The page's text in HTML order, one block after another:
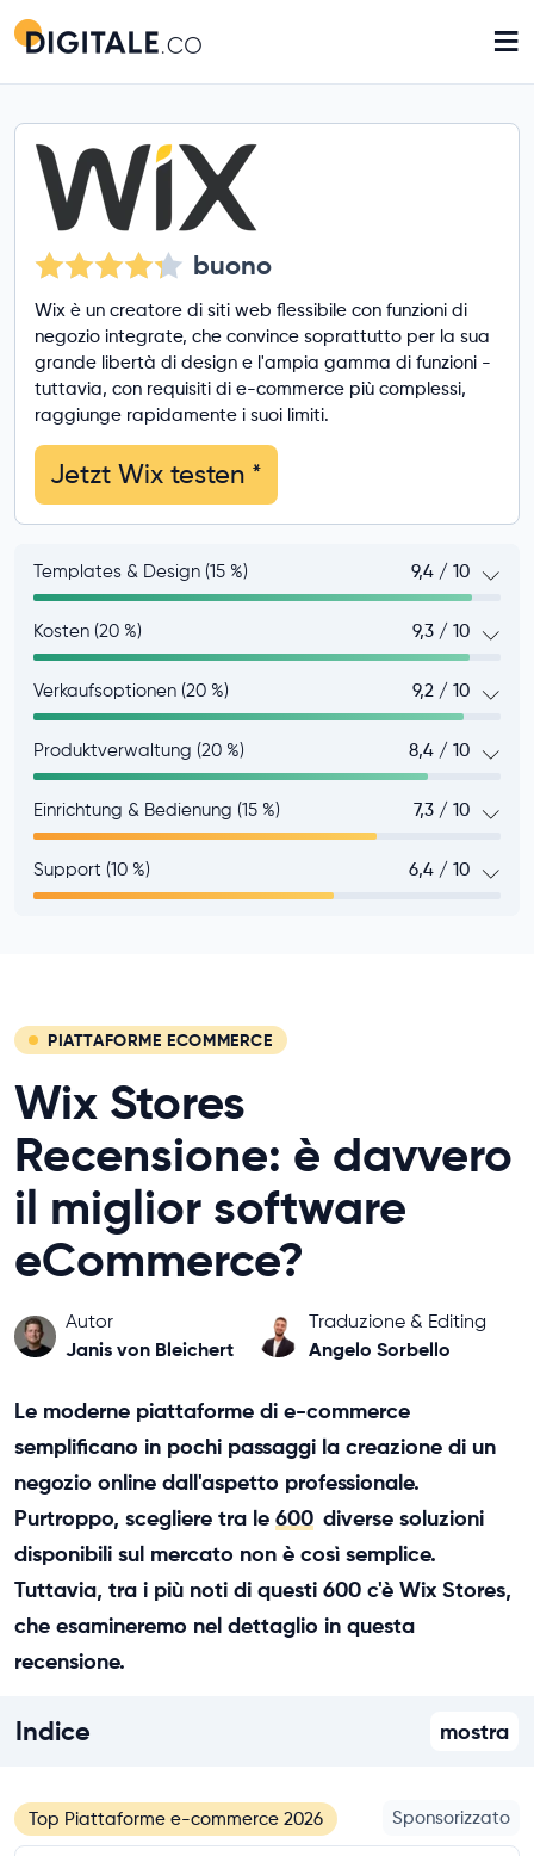
≡
buono
Wix è un creatore di siti web flessibile con funzioni di
negozio integrate, che convince soprattutto per la sua
grande libertà di design e l'ampia gamma di funzioni -
tuttavia, con requisiti di e-commerce più complessi,
raggiunge rapidamente i suoi limiti.
Jetzt Wix testen *
Templates & Design (15 %) 9,4 / 10
Kosten (20 %) 9,3 / 10
Verkaufsoptionen (20 %) 9,2 / 10
Produktverwaltung (20 %) 8,4 / 10
Einrichtung & Bedienung (15 %) 7,3 / 10
Support (10 %) 6,4 / 10
PIATTAFORME ECOMMERCE
Wix Stores
Recensione: è davvero
il miglior software
eCommerce?
Autor
Janis von Bleichert
Traduzione & Editing
Angelo Sorbello
Le moderne piattaforme di e-commerce
semplificano in pochi passaggi la creazione di un
negozio online dall'aspetto professionale.
Purtroppo, scegliere tra le 600 diverse soluzioni
disponibili sul mercato non è così semplice.
Tuttavia, tra i più noti di questi 600 c'è Wix Stores,
che esamineremo nel dettaglio in questa
recensione.
Indice mostra
Top Piattaforme e-commerce 2026 Sponsorizzato